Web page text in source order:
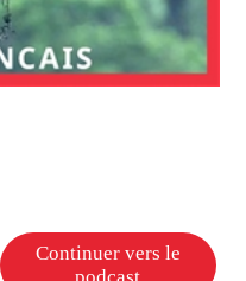
Continuer vers le
podcast